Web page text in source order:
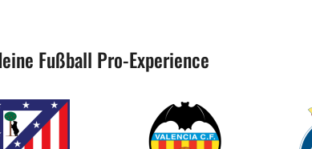
Fußball Pro-Experience